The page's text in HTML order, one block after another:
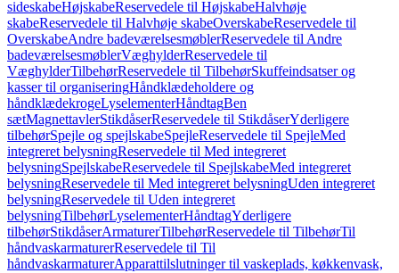
sideskabeHøjskabeReservedele til HøjskabeHalvhøje
skabeReservedele til Halvhøje skabeOverskabeReservedele til
OverskabeAndre badeværelsesmøblerReservedele til Andre
badeværelsesmøblerVæghylderReservedele til
VæghylderTilbehørReservedele til TilbehørSkuffeindsatser og
kasser til organiseringHåndklædeholdere og
håndklædekrogeLyselementerHåndtagBen
sætMagnettavlerStikdåserReservedele til StikdåserYderligere
tilbehørSpejle og spejlskabeSpejleReservedele til SpejleMed
integreret belysningReservedele til Med integreret
belysningSpejlskabeReservedele til SpejlskabeMed integreret
belysningReservedele til Med integreret belysningUden integreret
belysningReservedele til Uden integreret
belysningTilbehørLyselementerHåndtagYderligere
tilbehørStikdåserArmaturerTilbehørReservedele til TilbehørTil
håndvaskarmaturerReservedele til Til
håndvaskarmaturerApparattilslutninger til vaskeplads, køkkenvask,